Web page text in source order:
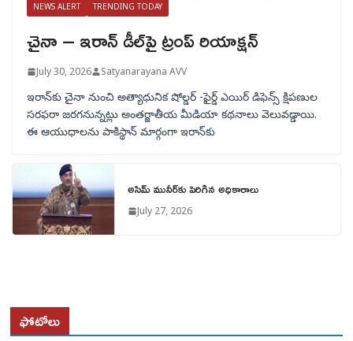
NEWS ALERT
TRENDING TODAY
చైనా – ఇరాన్ డీల్‌పై ట్రంప్ రియాక్షన్
July 30, 2026 Satyanarayana AVV
ఇరాన్‌కు చైనా నుంచి అత్యాధునిక షోల్డర్‌ -ఫైర్డ్ ఎయిర్ డిఫెన్స్ క్షిపణుల
సరఫరా జరగనున్నట్లు అంతర్జాతీయ మీడియా కథనాలు వెలువడ్డాయి.
ఈ ఆయుధాలను పాకిస్థాన్‌ మార్గంగా ఇరాన్‌కు
అసిమ్ మునీర్‌కు పెరిగిన అధికారాలు
July 27, 2026
ఫోటోలు